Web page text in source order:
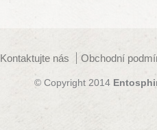
Kontaktujte nás Obchodní
© Copyright 2014